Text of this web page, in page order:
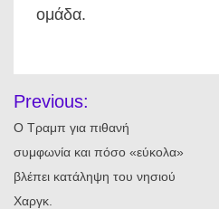
ομάδα.
άρθρων
Previous:
Ο Τραμπ για πιθανή
συμφωνία και πόσο «εύκολα»
βλέπει κατάληψη του νησιού
Χαργκ.